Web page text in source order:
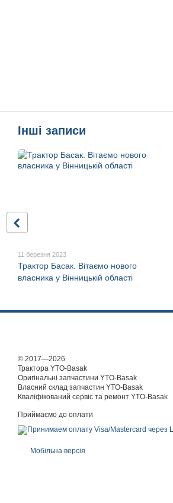
Інші записи
11 березня 2023
Трактор Басак. Вітаємо нового
власника у Вінницькій області
© 2017—2026
Трактора YTO-Basak
Оригінальні запчастини YTO-Basak
Власний склад запчастин YTO-Basak
Кваліфікований сервіс та ремонт YTO-Basak
Приймаємо до оплати
Мобільна версія